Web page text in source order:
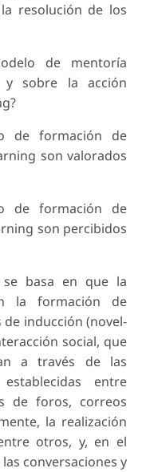
resolución de los
de mentoría
y sobre la acción
de formación de
son valorados
de formación de
son percibidos
basa en que la
la formación de
inducción (novel-
social, que
a través de las
establecidas entre
de foros, correos
la realización
otros, y, en el
conversaciones y